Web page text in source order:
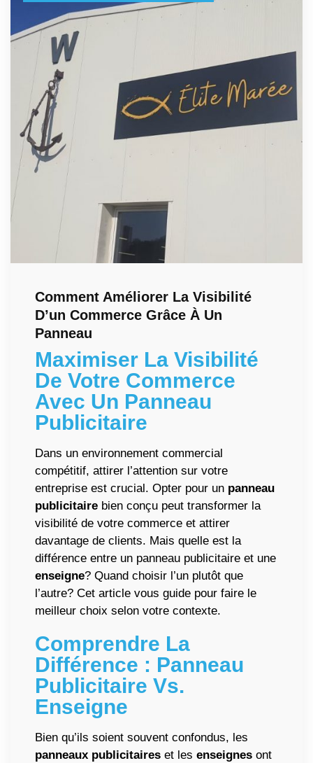
Comment Améliorer La Visibilité
D’un Commerce Grâce À Un
Panneau
Maximiser La Visibilité
De Votre Commerce
Avec Un Panneau
Publicitaire
Dans un environnement commercial
compétitif, attirer l’attention sur votre
entreprise est crucial. Opter pour un panneau
publicitaire bien conçu peut transformer la
visibilité de votre commerce et attirer
davantage de clients. Mais quelle est la
différence entre un panneau publicitaire et une
enseigne? Quand choisir l’un plutôt que
l’autre? Cet article vous guide pour faire le
meilleur choix selon votre contexte.
Comprendre La
Différence : Panneau
Publicitaire Vs.
Enseigne
Bien qu’ils soient souvent confondus, les
panneaux publicitaires et les enseignes ont